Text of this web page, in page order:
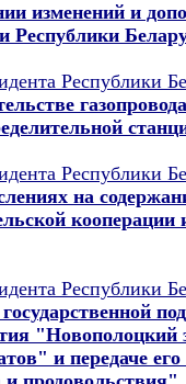
изменений и
Республики
Республики
Республики
на
кооперации
Республики
"Новополоцкий
и передаче